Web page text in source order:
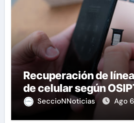
Recuperación de
de celular según
SeccioNNoticias Ago